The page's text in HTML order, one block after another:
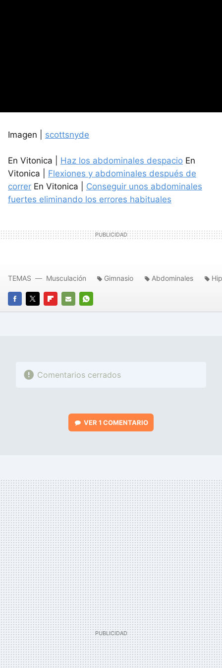
Imagen | scottsnyde
En Vitonica | Haz los abdominales despacio En
Vitonica | Flexiones y abdominales después de
correr En Vitonica | Conseguir unos abdominales
fuertes eliminando los errores habituales
FACEBOOK
TWITTERFLIPBOARD
E-
WHATSAPP
TEMAS Musculación Gimnasio Abdominales
Comentarios cerrados
VER 1 COMENTARIO